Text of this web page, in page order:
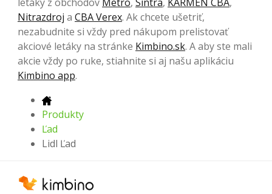
Nitrazdroj a CBA Verex. Ak chcete ušetriť,
nezabudnite si vždy pred nákupom prelistovať
akciové letáky na stránke Kimbino.sk. A aby ste mali
akcie vždy po ruke, stiahnite si aj našu aplikáciu
Kimbino app.
Produkty
Ľad
Lidl Ľad